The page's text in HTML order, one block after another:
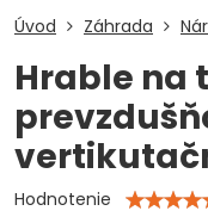
Úvod Záhrada
Hrable na
Hodnotenie